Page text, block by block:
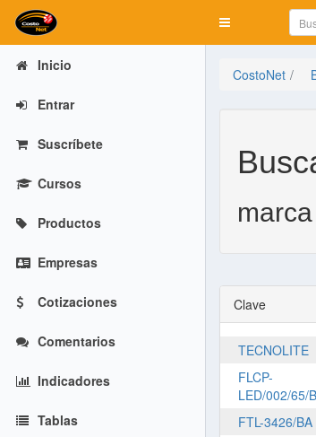
Mostrar menú
Inicio
Entrar
Suscríbete
Cursos
Productos
Empresas
Cotizaciones
Comentarios
Indicadores
Tablas
CostoNet
Clave
TECNOLITE
FLCP-
LED/002/65/B
FTL-3426/BA